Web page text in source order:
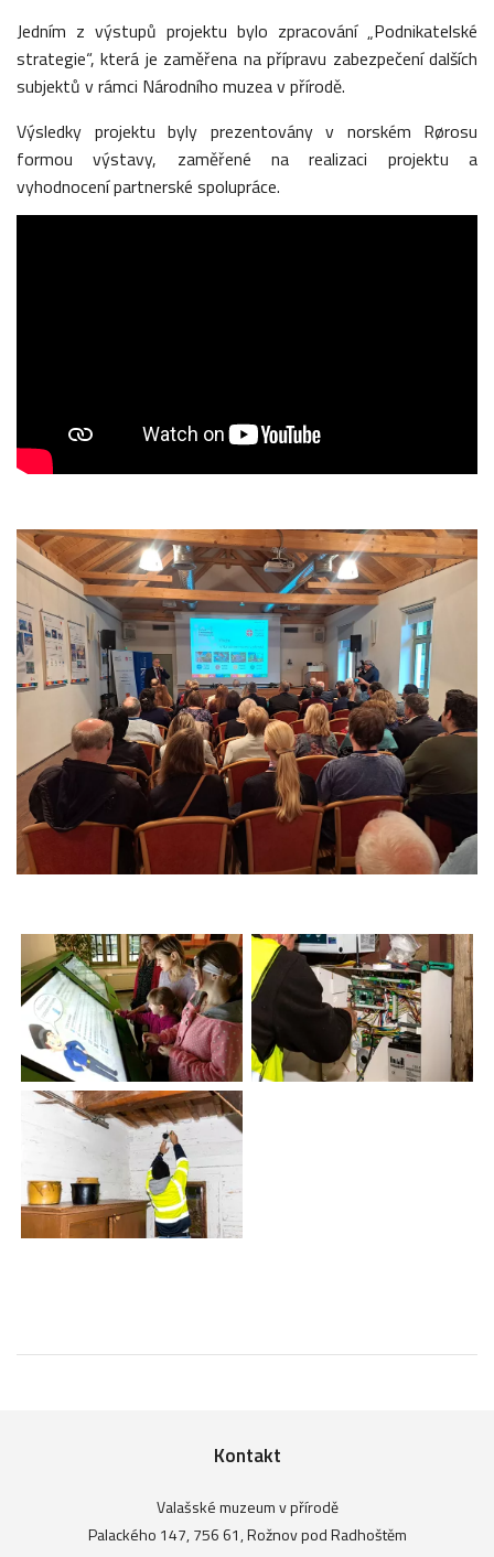
Jedním z výstupů projektu bylo zpracování „Podnikatelské
strategie“, která je zaměřena na přípravu zabezpečení dalších
subjektů v rámci Národního muzea v přírodě.
Výsledky projektu byly prezentovány v norském Rørosu
formou výstavy, zaměřené na realizaci projektu a
vyhodnocení partnerské spolupráce.
Kontakt
Valašské muzeum v přírodě
Palackého 147, 756 61, Rožnov pod Radhoštěm